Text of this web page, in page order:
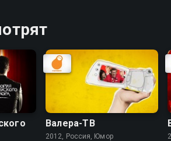
Валера-ТВ
2012, Россия, Юмор